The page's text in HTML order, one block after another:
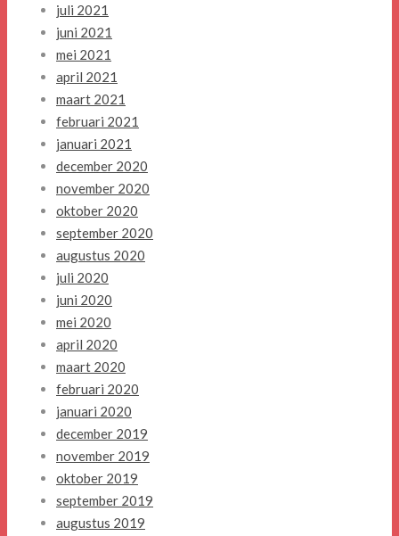
juli 2021
juni 2021
mei 2021
april 2021
maart 2021
februari 2021
januari 2021
december 2020
november 2020
oktober 2020
september 2020
augustus 2020
juli 2020
juni 2020
mei 2020
april 2020
maart 2020
februari 2020
januari 2020
december 2019
november 2019
oktober 2019
september 2019
augustus 2019